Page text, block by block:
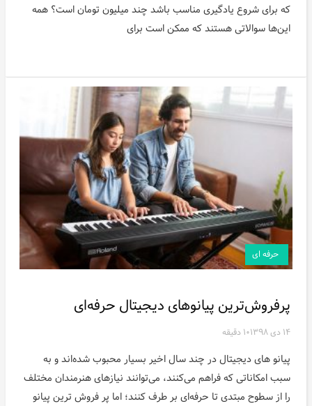
که برای شروع یادگیری مناسب باشد چند میلیون تومان است؟ همه
این‌ها سوالاتی هستند که ممکن است برای
حرفه ای
پرفروش‌ترین پیانوهای دیجیتال حرفه‌ای
۱۴ دی ۱۳۹۸ ۱۰ دقیقه
پیانو های دیجیتال در چند سال اخیر بسیار محبوب شده‌اند و به
سبب امکاناتی که فراهم می‌کنند، می‌توانند نیازهای هنرمندان مختلف
را از سطوح مبتدی تا حرفه‌ای بر طرف کنند؛ اما پر فروش ترین پیانو